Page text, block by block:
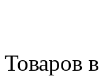
Товаров